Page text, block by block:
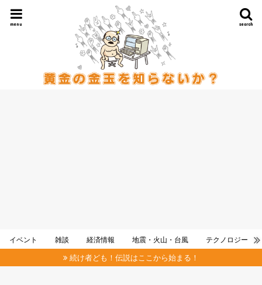
search
menu
イベント 雑談 経済情報 地震・火山・台風 テクノロジー
続け者ども！伝説はここから始まる！